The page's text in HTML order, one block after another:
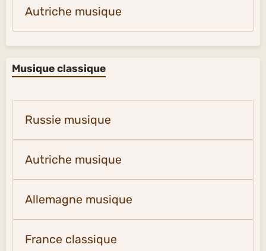
Autriche musique
Musique classique
Russie musique
Autriche musique
Allemagne musique
France classique